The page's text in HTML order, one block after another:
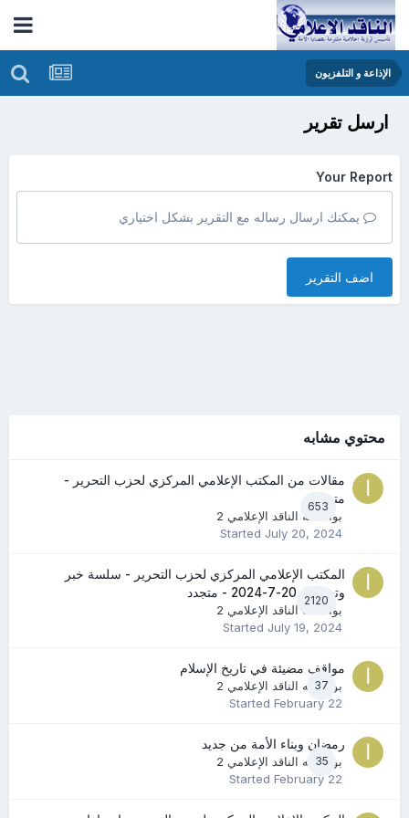
الإذاعة و التلفزيون
ارسل تقرير
Your Report
يمكنك ارسال رساله مع التقرير بشكل اختياري
اضف التقرير
محتوي مشابه
653
مقالات من المكتب الإعلامي المركزي لحزب التحرير -
متجدد
بواسطه الناقد الإعلامي 2
StartedJuly 20, 2024
2120
المكتب الإعلامي المركزي لحزب التحرير - سلسة خبر
وتعليق - 20-7-2024 - متجدد
بواسطه الناقد الإعلامي 2
StartedJuly 19, 2024
37
مواقف مضيئة في تاريخ الإسلام
بواسطه الناقد الإعلامي 2
StartedFebruary 22
35
رمضان وبناء الأمة من جديد
بواسطه الناقد الإعلامي 2
StartedFebruary 22